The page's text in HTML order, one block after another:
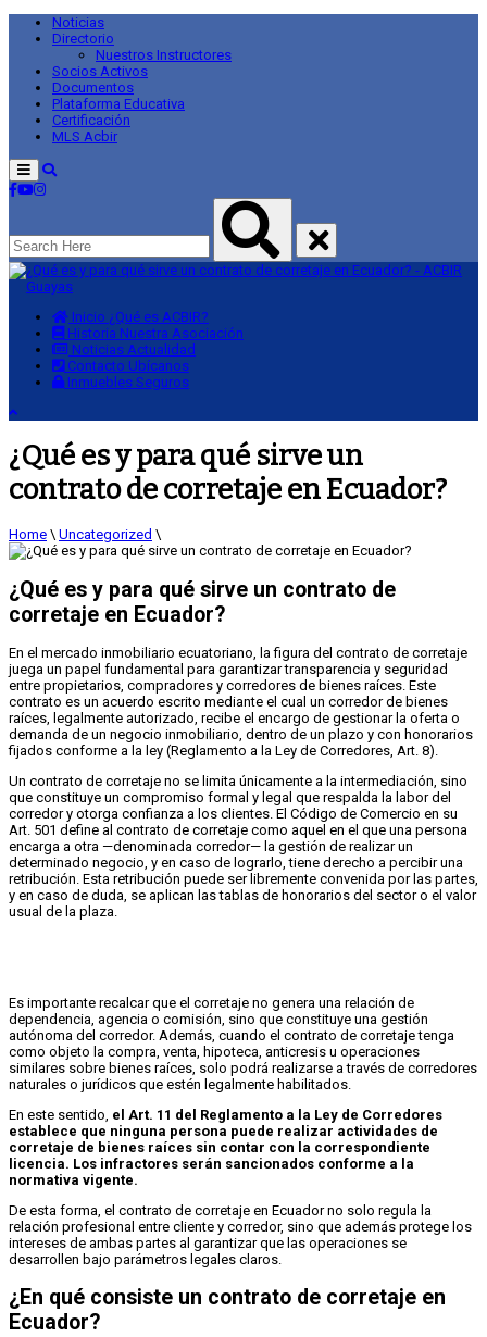
Noticias
Directorio
Nuestros Instructores
Socios Activos
Documentos
Plataforma Educativa
Certificación
MLS Acbir
Menu
Inicio ¿Qué es ACBIR?
Historia Nuestra Asociación
Noticias Actualidad
Contacto Ubícanos
Inmuebles Seguros
¿Qué es y para qué sirve un
contrato de corretaje en Ecuador?
Home \ Uncategorized \
¿Qué es y para qué sirve un contrato de
corretaje en Ecuador?
En el mercado inmobiliario ecuatoriano, la figura del contrato de corretaje
juega un papel fundamental para garantizar transparencia y seguridad
entre propietarios, compradores y corredores de bienes raíces. Este
contrato es un acuerdo escrito mediante el cual un corredor de bienes
raíces, legalmente autorizado, recibe el encargo de gestionar la oferta o
demanda de un negocio inmobiliario, dentro de un plazo y con honorarios
fijados conforme a la ley (Reglamento a la Ley de Corredores, Art. 8).
Un contrato de corretaje no se limita únicamente a la intermediación, sino
que constituye un compromiso formal y legal que respalda la labor del
corredor y otorga confianza a los clientes. El Código de Comercio en su
Art. 501 define al contrato de corretaje como aquel en el que una persona
encarga a otra —denominada corredor— la gestión de realizar un
determinado negocio, y en caso de lograrlo, tiene derecho a percibir una
retribución. Esta retribución puede ser libremente convenida por las partes,
y en caso de duda, se aplican las tablas de honorarios del sector o el valor
usual de la plaza.
Es importante recalcar que el corretaje no genera una relación de
dependencia, agencia o comisión, sino que constituye una gestión
autónoma del corredor. Además, cuando el contrato de corretaje tenga
como objeto la compra, venta, hipoteca, anticresis u operaciones
similares sobre bienes raíces, solo podrá realizarse a través de corredores
naturales o jurídicos que estén legalmente habilitados.
En este sentido, el Art. 11 del Reglamento a la Ley de Corredores
establece que ninguna persona puede realizar actividades de
corretaje de bienes raíces sin contar con la correspondiente
licencia. Los infractores serán sancionados conforme a la
normativa vigente.
De esta forma, el contrato de corretaje en Ecuador no solo regula la
relación profesional entre cliente y corredor, sino que además protege los
intereses de ambas partes al garantizar que las operaciones se
desarrollen bajo parámetros legales claros.
¿En qué consiste un contrato de corretaje en
Ecuador?